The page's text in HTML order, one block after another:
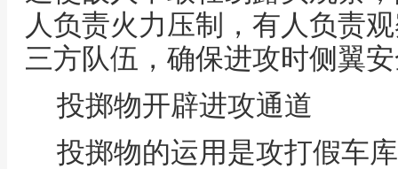
人负责火力压制，有人负责
三方队伍，确保进攻时侧翼
投掷物开辟进攻通道
投掷物的运用是攻打假车